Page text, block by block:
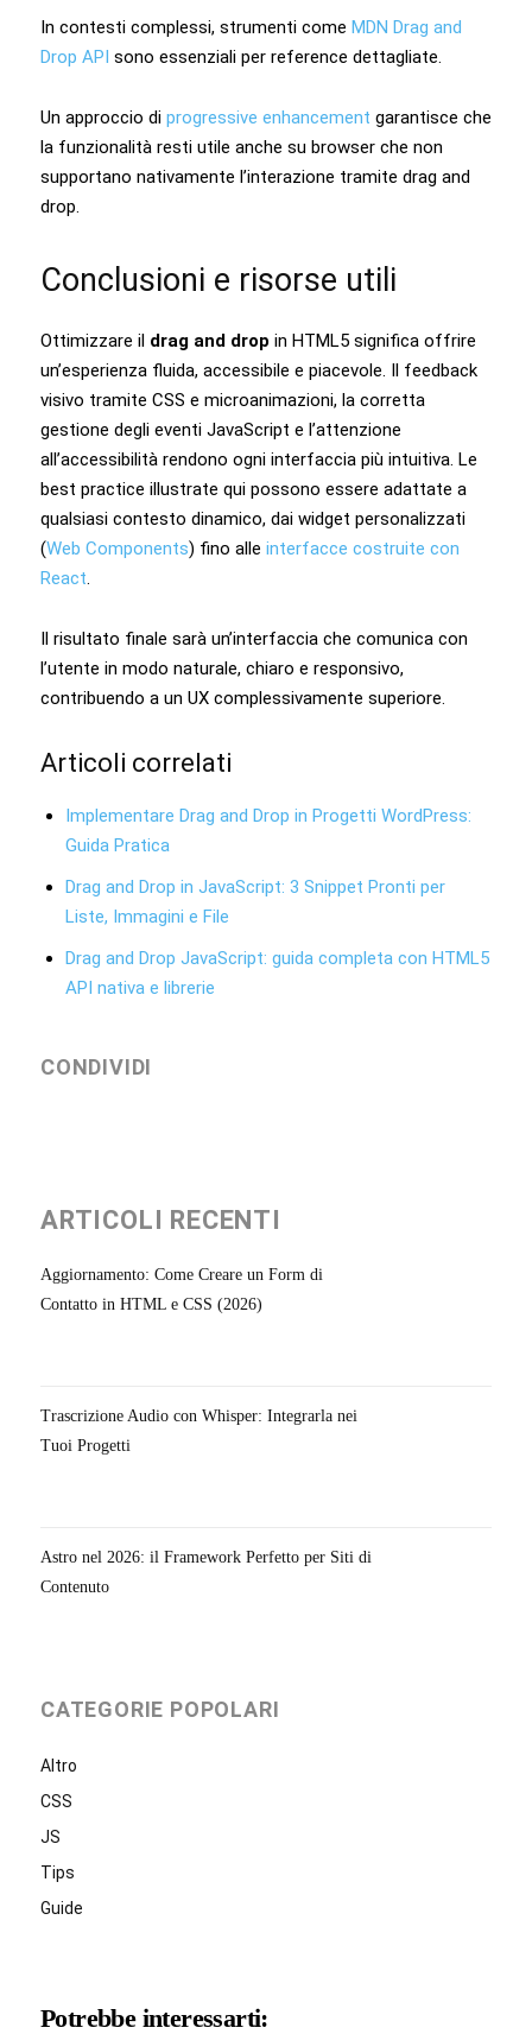
In contesti complessi, strumenti come MDN Drag and
Drop API sono essenziali per reference dettagliate.
Un approccio di progressive enhancement garantisce che
la funzionalità resti utile anche su browser che non
supportano nativamente l’interazione tramite drag and
drop.
Conclusioni e risorse utili
Ottimizzare il drag and drop in HTML5 significa offrire
un’esperienza fluida, accessibile e piacevole. Il feedback
visivo tramite CSS e microanimazioni, la corretta
gestione degli eventi JavaScript e l’attenzione
all’accessibilità rendono ogni interfaccia più intuitiva. Le
best practice illustrate qui possono essere adattate a
qualsiasi contesto dinamico, dai widget personalizzati
(Web Components) fino alle interfacce costruite con
React
Il risultato finale sarà un’interfaccia che comunica con
l’utente in modo naturale, chiaro e responsivo,
contribuendo a un UX complessivamente superiore.
Articoli correlati
Implementare Drag and Drop in Progetti WordPress:
Guida Pratica
Drag and Drop in JavaScript: 3 Snippet Pronti per
Liste, Immagini e File
Drag and Drop JavaScript: guida completa con HTML5
API nativa e librerie
CONDIVIDI
ARTICOLI RECENTI
Aggiornamento: Come Creare un Form di
Contatto in HTML e CSS (2026)
Trascrizione Audio con Whisper: Integrarla nei
Tuoi Progetti
Astro nel 2026: il Framework Perfetto per Siti di
Contenuto
CATEGORIE POPOLARI
Altro
CSS
JS
Tips
Guide
Potrebbe interessarti: